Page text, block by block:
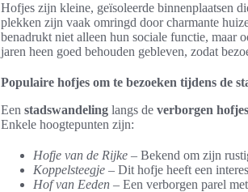
Hofjes zijn kleine, geïsoleerde binnenplaatsen
plekken zijn vaak omringd door charmante
benadrukt niet alleen hun sociale functie, maar
jaren heen goed behouden gebleven, zodat
Populaire hofjes om te bezoeken tijdens de
Een stadswandeling langs de verborgen hofjes
Enkele hoogtepunten zijn:
Hofje van de Rijke – Bekend om zijn
Koppelsteegje – Dit hofje heeft een
Hof van Eeden – Een verborgen parel